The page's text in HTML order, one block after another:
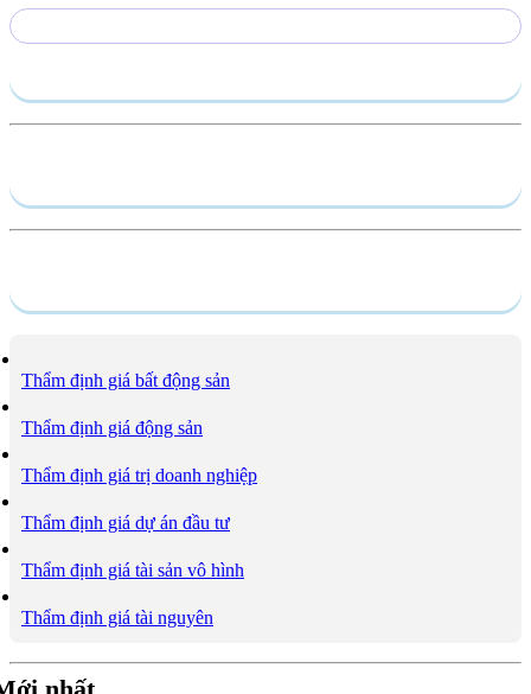
Thẩm định giá bất động sản
Thẩm định giá động sản
Thẩm định giá trị doanh nghiệp
Thẩm định giá dự án đầu tư
Thẩm định giá tài sản vô hình
Thẩm định giá tài nguyên